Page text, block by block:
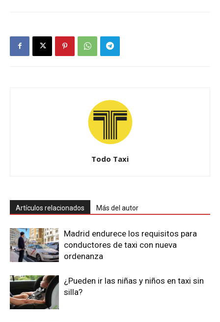
Todo Taxi
Artículos relacionados Más del autor
Madrid endurece los requisitos para
conductores de taxi con nueva
ordenanza
¿Pueden ir las niñas y niños en taxi sin
silla?